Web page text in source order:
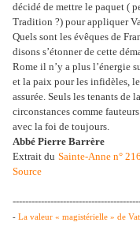
décidé de mettre le paquet (
Tradition ?) pour appliquer
Quels sont les évêques de
disons s’étonner de cette
Rome il n’y a plus l’énergie
et la paix pour les infidèles,
assurée. Seuls les tenants de
circonstances comme
avec la foi de toujours.
Abbé Pierre Barrère
Extrait du Sainte-Anne n° 216
Source
- La valeur « magistérielle » de